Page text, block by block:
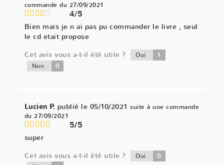
commande du 27/09/2021
4/5
Bien mais je n ai pas pu commander le livre , seul
le cd etait propose
Cet avis vous a-t-il été utile ?
Oui 1
Non 0
Lucien P. publié le 05/10/2021 suite à une commande
du 27/09/2021
5/5
super
Cet avis vous a-t-il été utile ?
Oui 0